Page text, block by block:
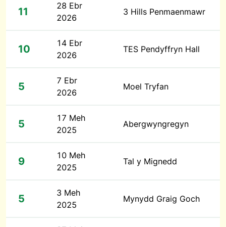
11
28 Ebr
2026
3 Hills Penmaenmawr
10
14 Ebr
2026
TES Pendyffryn Hall
5
7 Ebr
2026
Moel Tryfan
5
17 Meh
2025
Abergwyngregyn
9
10 Meh
2025
Tal y Mignedd
5
3 Meh
2025
Mynydd Graig Goch